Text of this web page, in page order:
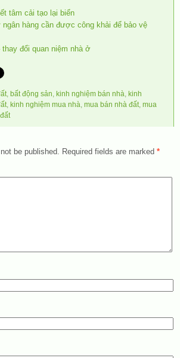
tâm cải tạo lại biển
hàng cần được công khải để bảo vệ
thay đổi quan niệm nhà ở
, bất động sản, kinh nghiệm bán nhà, kinh
, kinh nghiệm mua nhà, mua bán nhà đất, mua
be published. Required fields are marked *